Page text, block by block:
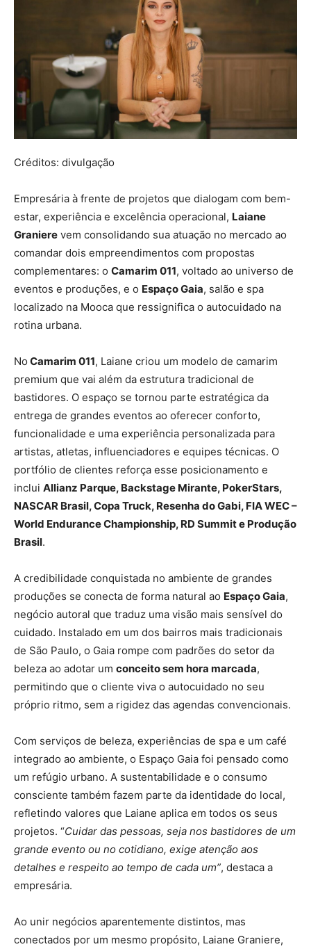
Créditos: divulgação
Empresária à frente de projetos que dialogam com bem-
estar, experiência e excelência operacional, Laiane
Graniere vem consolidando sua atuação no mercado ao
comandar dois empreendimentos com propostas
complementares: o Camarim 011, voltado ao universo de
eventos e produções, e o Espaço Gaia, salão e spa
localizado na Mooca que ressignifica o autocuidado na
rotina urbana.
No Camarim 011, Laiane criou um modelo de camarim
premium que vai além da estrutura tradicional de
bastidores. O espaço se tornou parte estratégica da
entrega de grandes eventos ao oferecer conforto,
funcionalidade e uma experiência personalizada para
artistas, atletas, influenciadores e equipes técnicas. O
portfólio de clientes reforça esse posicionamento e
inclui Allianz Parque, Backstage Mirante, PokerStars,
NASCAR Brasil, Copa Truck, Resenha do Gabi, FIA WEC –
World Endurance Championship, RD Summit e Produção
Brasil.
A credibilidade conquistada no ambiente de grandes
produções se conecta de forma natural ao Espaço Gaia,
negócio autoral que traduz uma visão mais sensível do
cuidado. Instalado em um dos bairros mais tradicionais
de São Paulo, o Gaia rompe com padrões do setor da
beleza ao adotar um conceito sem hora marcada,
permitindo que o cliente viva o autocuidado no seu
próprio ritmo, sem a rigidez das agendas convencionais.
Com serviços de beleza, experiências de spa e um café
integrado ao ambiente, o Espaço Gaia foi pensado como
um refúgio urbano. A sustentabilidade e o consumo
consciente também fazem parte da identidade do local,
refletindo valores que Laiane aplica em todos os seus
projetos. “Cuidar das pessoas, seja nos bastidores de um
grande evento ou no cotidiano, exige atenção aos
detalhes e respeito ao tempo de cada um”, destaca a
empresária.
Ao unir negócios aparentemente distintos, mas
conectados por um mesmo propósito, Laiane Graniere,